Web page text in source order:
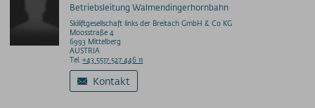
Betriebsleitung Walmendingerhornbahn
Skiliftgesellschaft links der Breitach GmbH & Co KG
Moosstraße 4
6993 Mittelberg
AUSTRIA
Tel.+43 5517 527 446 11
Kontakt